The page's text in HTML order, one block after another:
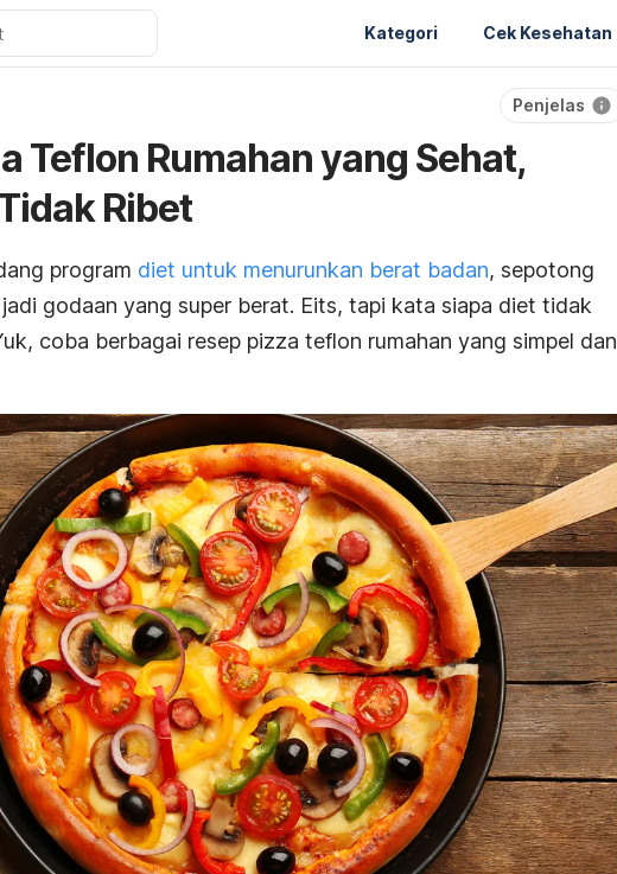
Kategori Cek Kesehatan
Penjelas
Teflon Rumahan yang Sehat,
Ribet
program diet untuk menurunkan berat badan, sepotong
godaan yang super berat. Eits, tapi kata siapa diet tidak
coba berbagai resep pizza teflon rumahan yang simpel dan